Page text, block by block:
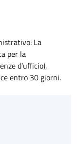
La
per la
d’ufficio),
entro 30 giorni.